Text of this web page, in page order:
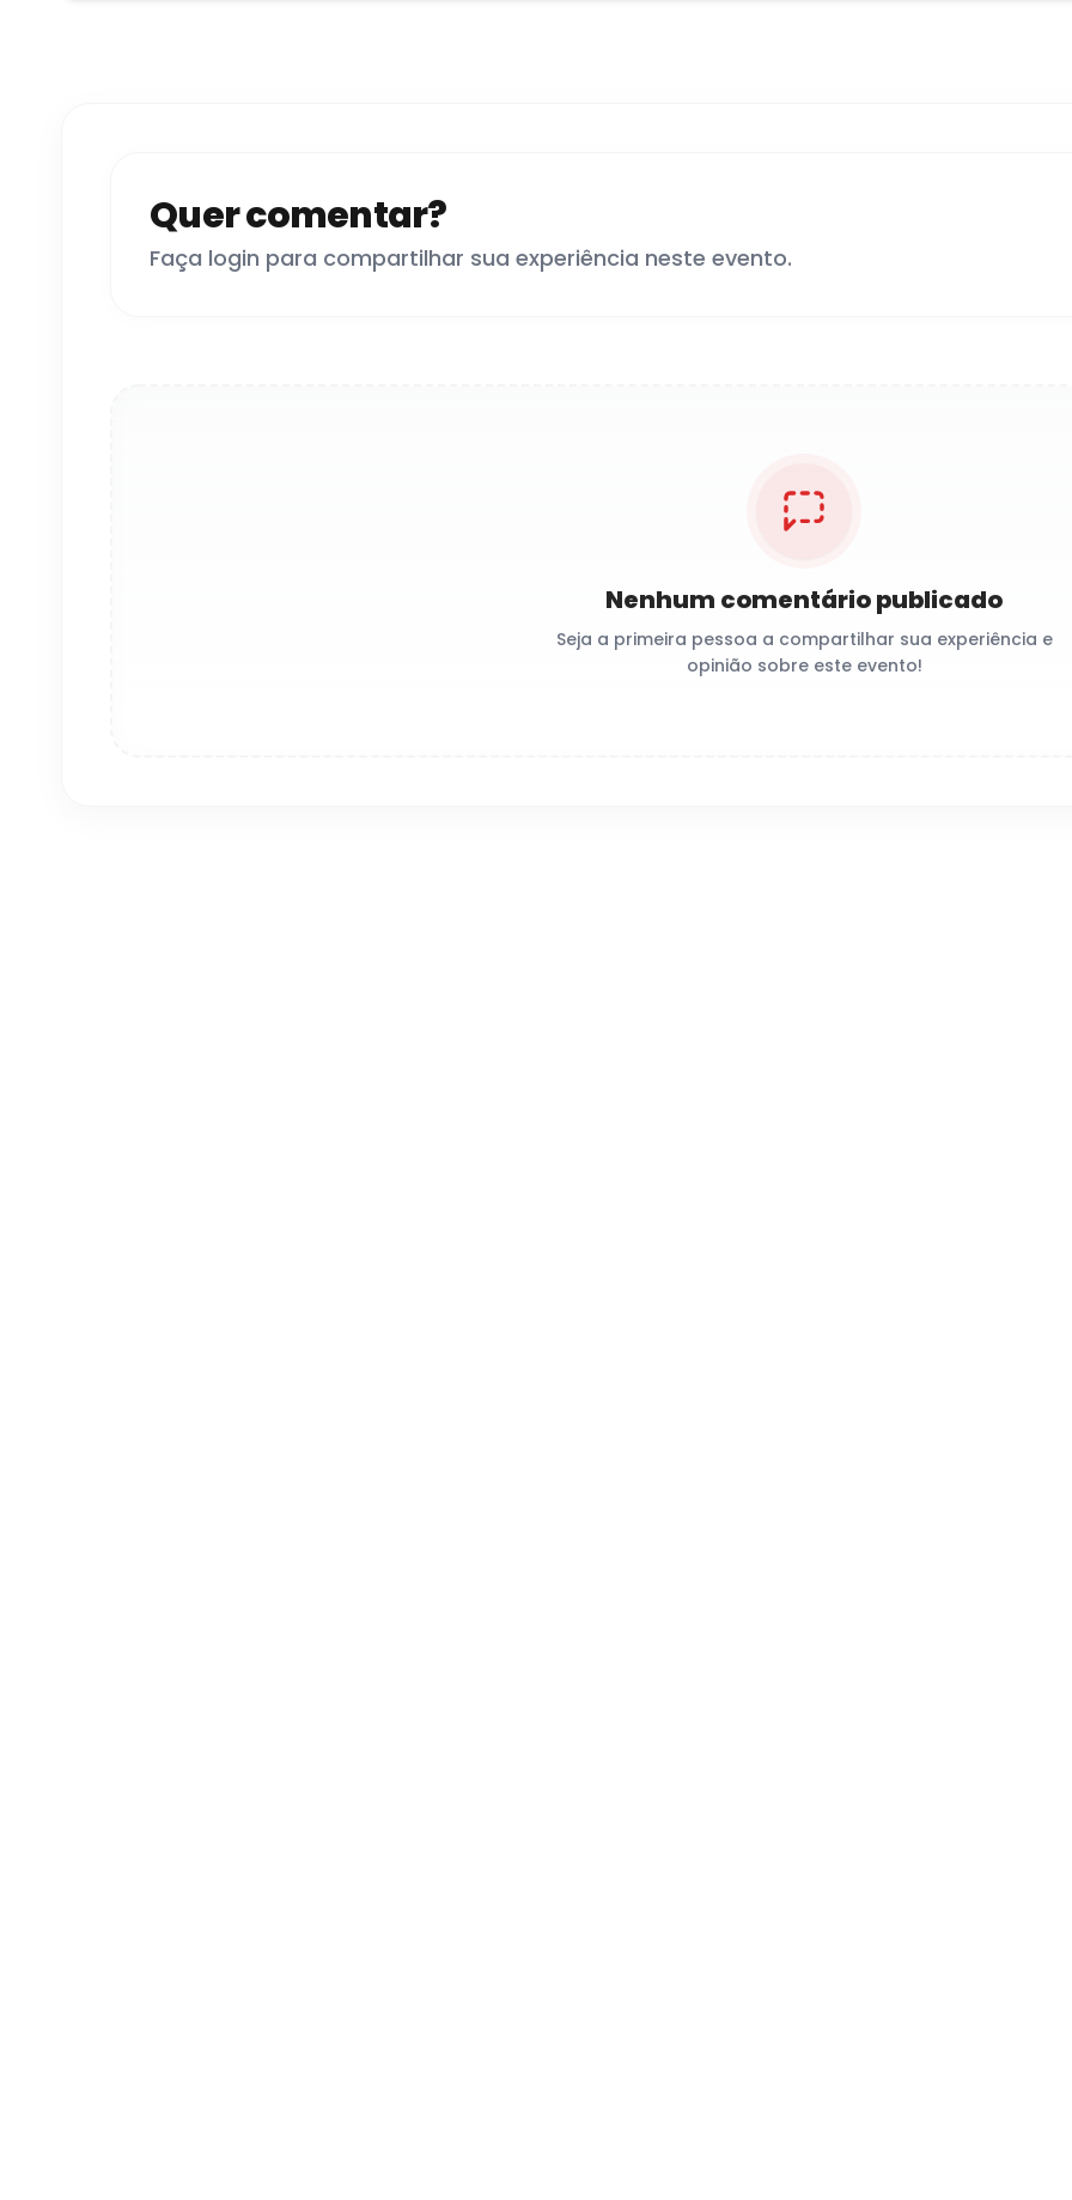
Quer comentar?
Faça login para compartilhar sua experiência neste evento.
Nenhum comentário publicado
Seja a primeira pessoa a compartilhar sua experiência e
opinião sobre este evento!